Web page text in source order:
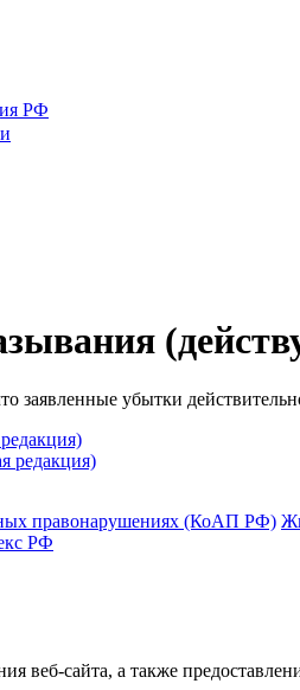
РФ
заявленные убытки
редакция)
правонарушениях (КоАП РФ)
РФ
веб-сайта, а также